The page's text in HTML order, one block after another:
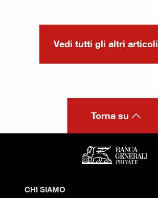
Vedi tutti gli altri articoli
Torna su
CHI SIAMO